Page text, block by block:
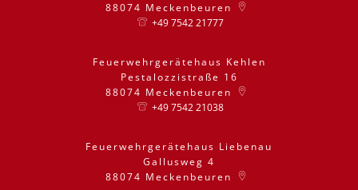
88074 Meckenbeuren
+49 7542 21777
Feuerwehrgerätehaus Kehlen
Pestalozzistraße 16
88074 Meckenbeuren
+49 7542 21038
Feuerwehrgerätehaus Liebenau
Gallusweg 4
88074 Meckenbeuren